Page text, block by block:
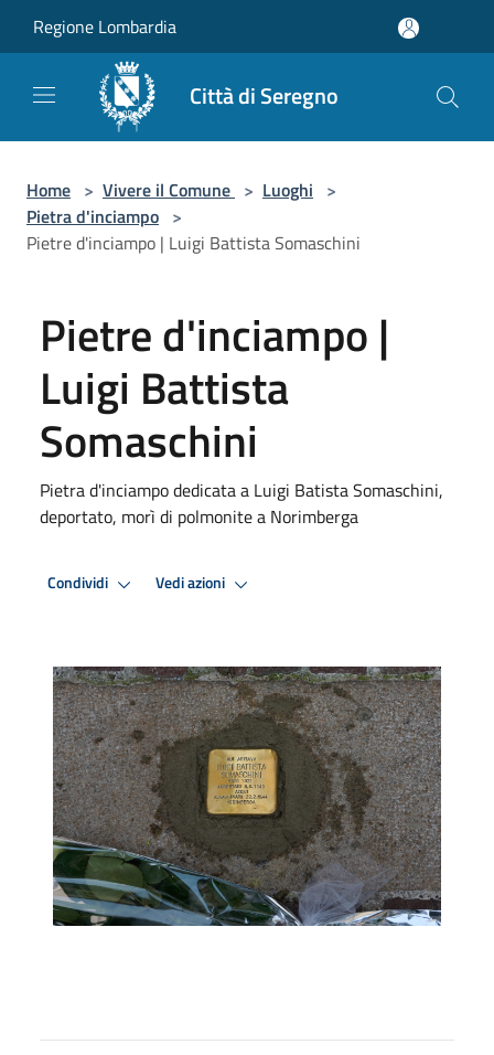
Regione Lombardia
Città di Seregno
Home > Vivere il Comune > Luoghi >
Pietra d'inciampo >
Pietre d'inciampo | Luigi Battista Somaschini
Pietre d'inciampo |
Luigi Battista
Somaschini
Pietra d'inciampo dedicata a Luigi Batista Somaschini,
deportato, morì di polmonite a Norimberga
Condividi Vedi azioni